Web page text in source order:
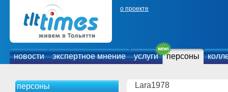
о проекте
новости экспертное мнение услуги персоны
персоны Lara1978